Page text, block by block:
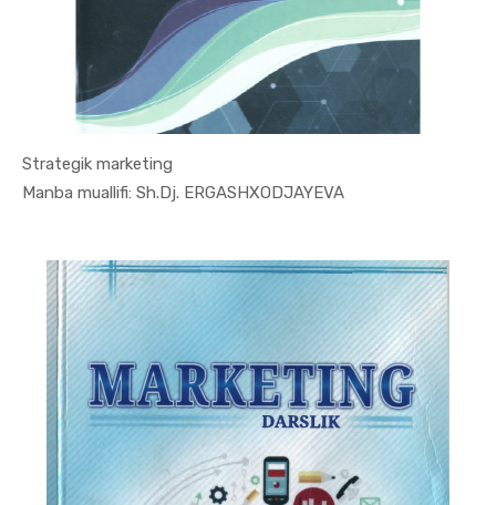
Strategik marketing
Manba muallifi: Sh.Dj. ERGASHXODJAYEVA
In Marketi...